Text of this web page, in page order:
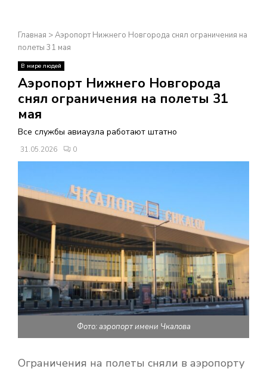
Н
О
В
Н
Е
М
Е
Н
Ю
Главная >Аэропорт Нижнего Новгорода снял ограничения на
полеты 31 мая
В мире людей
Аэропорт Нижнего Новгорода
снял ограничения на полеты 31
мая
Все службы авиаузла работают штатно
31.05.2026 0
Фото: аэропорт имени Чкалова
Ограничения на полеты сняли в аэропорту